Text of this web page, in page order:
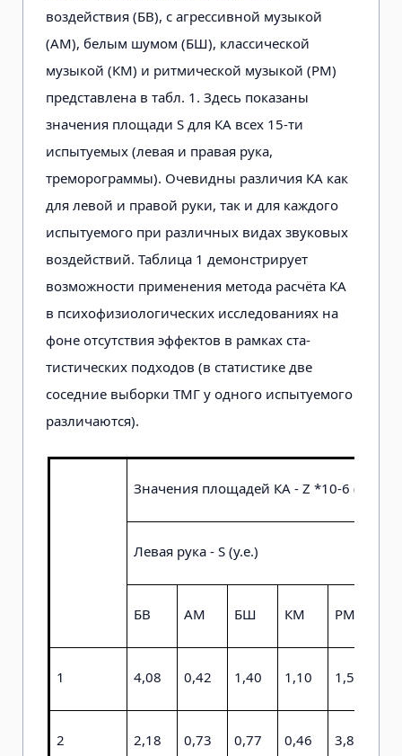
воздействия (БВ), с агрессив­ной музыкой
(АМ), белым шумом (БШ), классической
музыкой (КМ) и ритмической музыкой (РМ)
представлена в табл. 1. Здесь показаны
значения площади S для КА всех 15-ти
испытуемых (левая и правая рука,
треморограммы). Очевид­ны различия КА как
для левой и правой руки, так и для каждого
испытуемого при различных видах звуковых
воздействий. Таблица 1 демонстрирует
возможности применения метода расчёта КА
в пси­хофизиологических исследованиях на
фоне отсутствия эффектов в рамках ста­
тистических подходов (в статистике две
соседние выборки ТМГ у одного испыту­емого
различаются).
Значения площадей КА - Z *10-6 (у.е.)
Левая рука - S (у.е.)
БВ АМ БШ КМ РМ
1 4,08 0,42 1,40 1,10 1,52
2 2,18 0,73 0,77 0,46 3,84